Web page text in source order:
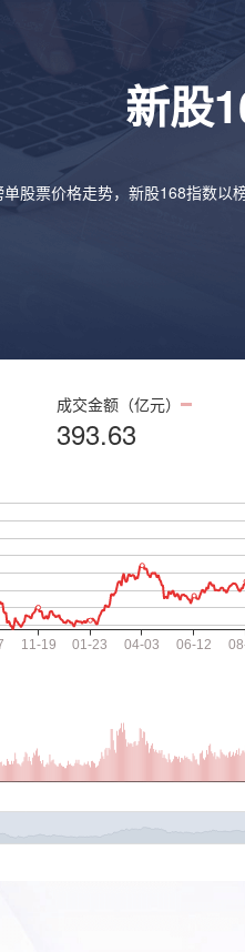
新股
股票价格走势，新股168指数以
成交金额（亿元）
393.63